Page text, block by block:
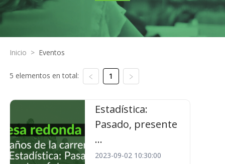
Inicio > Eventos
5 elementos en total: 1
Estadística:
Pasado, presente
...
2023-09-02 10:30:00